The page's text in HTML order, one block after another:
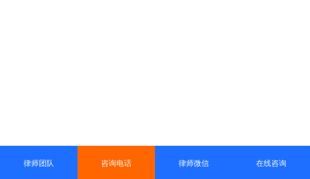
律师团队 咨询电话 律师微信 在线咨询